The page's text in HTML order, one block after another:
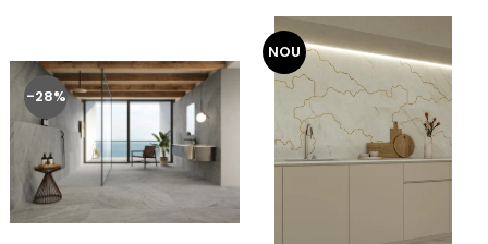
ENYA
GAIA
GIANT
HAMILTON
HAWAII
HILLS
-28%
NOU